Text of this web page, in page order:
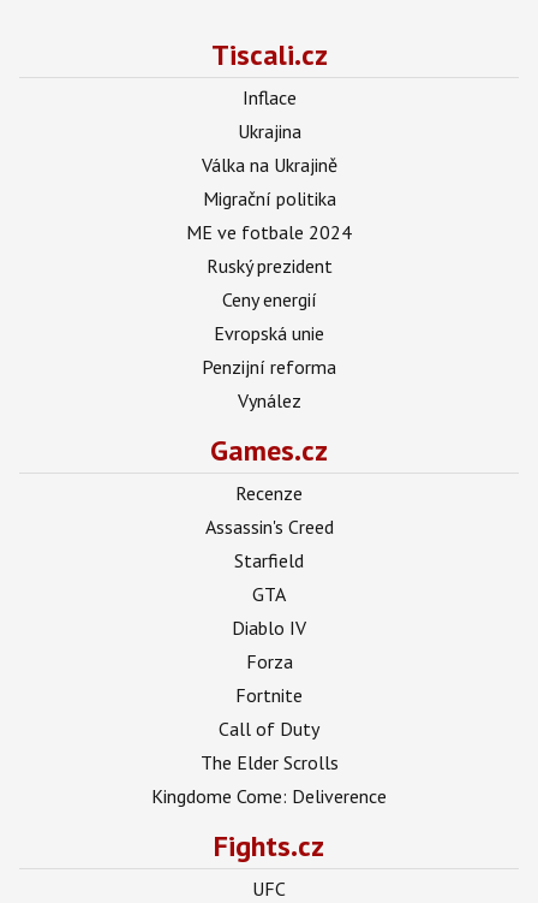
Tiscali.cz
Inflace
Ukrajina
Válka na Ukrajině
Migrační politika
ME ve fotbale 2024
Ruský prezident
Ceny energií
Evropská unie
Penzijní reforma
Vynález
Games.cz
Recenze
Assassin's Creed
Starfield
GTA
Diablo IV
Forza
Fortnite
Call of Duty
The Elder Scrolls
Kingdome Come: Deliverence
Fights.cz
UFC